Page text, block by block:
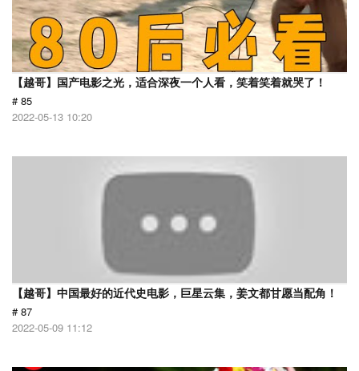
【越哥】国产电影之光，适合深夜一个人看，笑着笑着就哭了！
# 85
2022-05-13 10:20
【越哥】中国最好的近代史电影，巨星云集，姜文都甘愿当配角！
# 87
2022-05-09 11:12